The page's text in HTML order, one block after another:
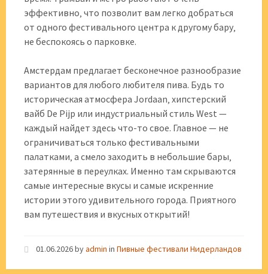
эффективно‚ что позволит вам легко добраться
от одного фестивального центра к другому бару‚
не беспокоясь о парковке.
Амстердам предлагает бесконечное разнообразие
вариантов для любого любителя пива. Будь то
историческая атмосфера Jordaan‚ хипстерский
вайб De Pijp или индустриальный стиль West —
каждый найдет здесь что-то свое. Главное — не
ограничиваться только фестивальными
палатками‚ а смело заходить в небольшие бары‚
затерянные в переулках. Именно там скрываются
самые интересные вкусы и самые искренние
истории этого удивительного города. Приятного
вам путешествия и вкусных открытий!
01.06.2026byadmin in Пивные фестивали Нидерландов